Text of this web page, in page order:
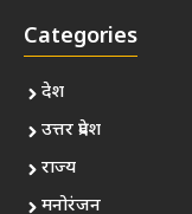
Categories
देश
उत्तर प्रदेश
राज्य
मनोरंजन